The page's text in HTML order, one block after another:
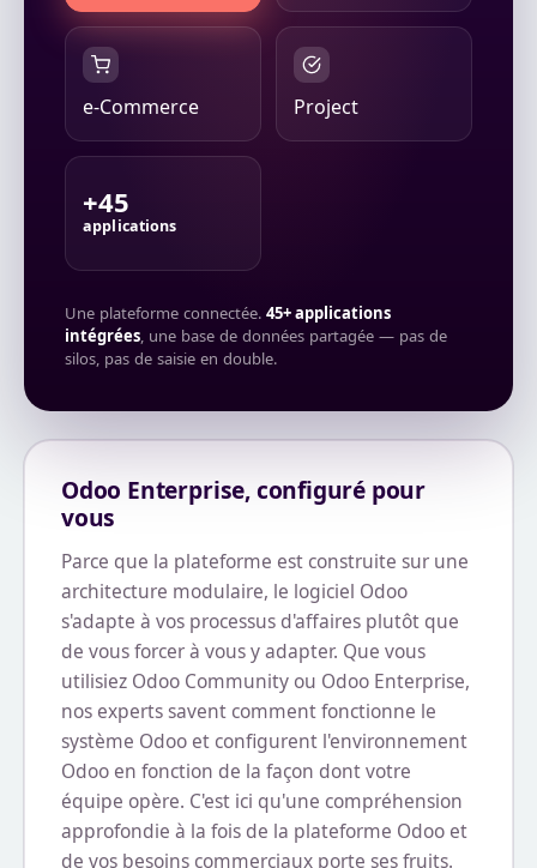
e-Commerce Project
+45
applications
Une plateforme connectée. 45+ applications
intégrées , une base de données partagée — pas de
silos, pas de saisie en double.
Odoo Enterprise, configuré pour
vous
Parce que la plateforme est construite sur une
architecture modulaire, le logiciel Odoo
s'adapte à vos processus d'affaires plutôt que
de vous forcer à vous y adapter. Que vous
utilisiez Odoo Community ou Odoo Enterprise,
nos experts savent comment fonctionne le
système Odoo et configurent l'environnement
Odoo en fonction de la façon dont votre
équipe opère. C'est ici qu'une compréhension
approfondie à la fois de la plateforme Odoo et
de vos besoins commerciaux porte ses fruits.